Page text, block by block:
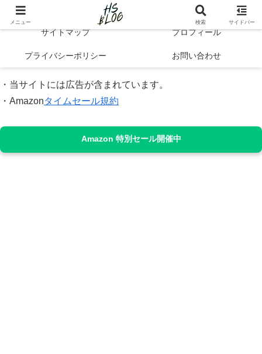
Hibi no Shikou | 最新トレンドで知るシンプルライフと自己成長
サイトマップ プロフィール
プライバシーポリシー お問い合わせ
・当サイトには広告が含まれています。
・Amazonタイムセール規約
Amazon 特別セール開催中
メニュー 検索 サイドバー